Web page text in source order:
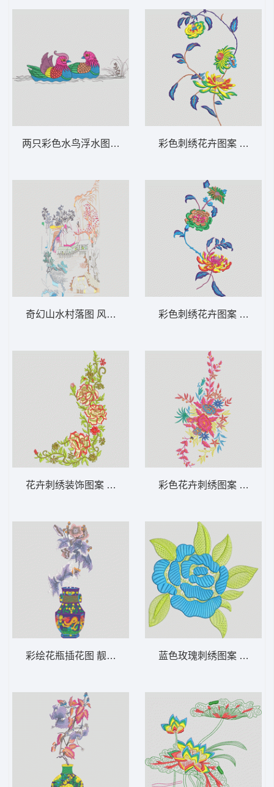
两只彩色水鸟浮水图 鸳鸯
奇幻山水村落图 风景 亭台楼阁
花卉刺绣装饰图案 靓花
彩绘花瓶插花图 靓花 花瓶 精品
彩色刺绣花卉图案 靓花
彩色刺绣花卉图案 靓花
彩色花卉刺绣图案 靓花
蓝色玫瑰刺绣图案 靓花